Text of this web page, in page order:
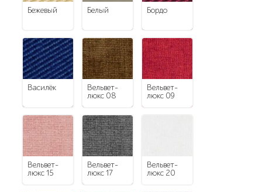
Бежевый белый Бордо
Василёк
Вельвет-
люкс 08
Вельвет-
люкс 09
Вельвет-
люкс 15
Вельвет-
люкс 17
Вельвет-
люкс 20